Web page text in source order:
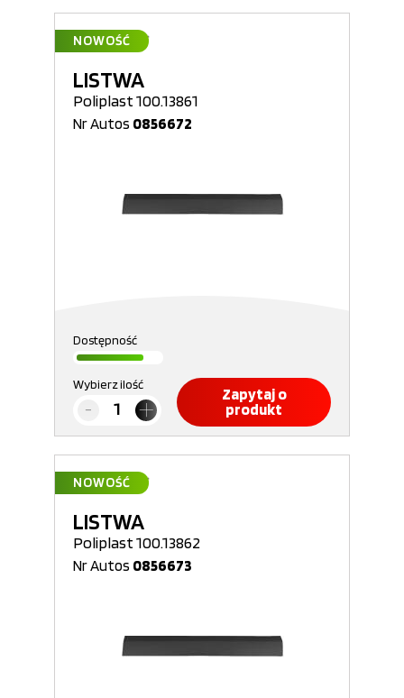
NOWOŚĆ
LISTWA
Poliplast 100.13861
Nr Autos 0856672
Dostępność
Wybierz ilość
Zapytaj o
produkt
NOWOŚĆ
LISTWA
Poliplast 100.13862
Nr Autos 0856673